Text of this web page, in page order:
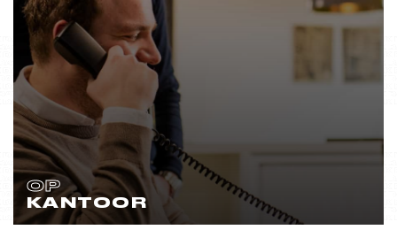
OP
KANTOOR